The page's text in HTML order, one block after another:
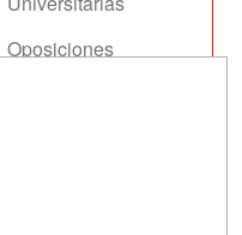
Oposiciones